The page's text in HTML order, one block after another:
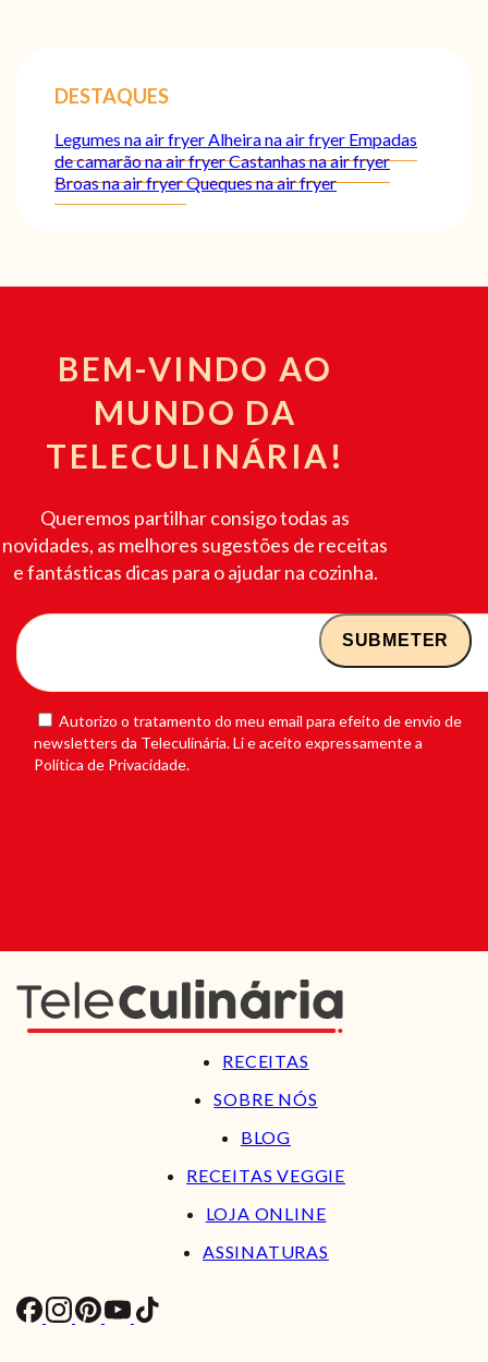
DESTAQUES
Legumes na air fryerAlheira na air fryer Empadas
de camarão na air fryerCastanhas na air fryer
Broas na air fryerQueques na air fryer
BEM-VINDO AO
MUNDO DA
TELECULINÁRIA!
Queremos partilhar consigo todas as
novidades, as melhores sugestões de receitas
e fantásticas dicas para o ajudar na cozinha.
Autorizo o tratamento do meu email para efeito de envio de
newsletters da Teleculinária. Li e aceito expressamente a
Política de Privacidade.
RECEITAS
SOBRE NÓS
BLOG
RECEITAS VEGGIE
LOJA ONLINE
ASSINATURAS